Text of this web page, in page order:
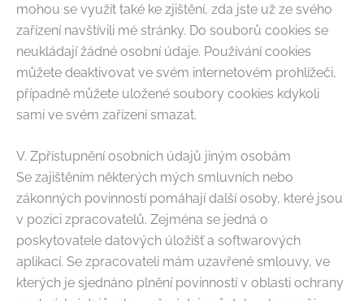
mohou se využít také ke zjištění, zda jste už ze svého
zařízení navštívili mé stránky. Do souborů cookies se
neukládají žádné osobní údaje. Používání cookies
můžete deaktivovat ve svém internetovém prohlížeči,
případně můžete uložené soubory cookies kdykoli
sami ve svém zařízení smazat.
V. Zpřístupnění osobních údajů jiným osobám
Se zajištěním některých mých smluvních nebo
zákonných povinností pomáhají další osoby, které jsou
v pozici zpracovatelů. Zejména se jedná o
poskytovatele datových úložišť a softwarových
aplikací. Se zpracovateli mám uzavřené smlouvy, ve
kterých je sjednáno plnění povinností v oblasti ochrany